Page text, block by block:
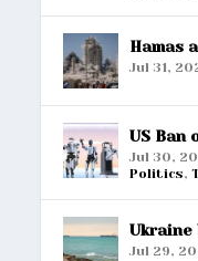
Hamas
Jul 31,
US Ban
Jul 30,
Politics,
Ukraine
Jul 29,